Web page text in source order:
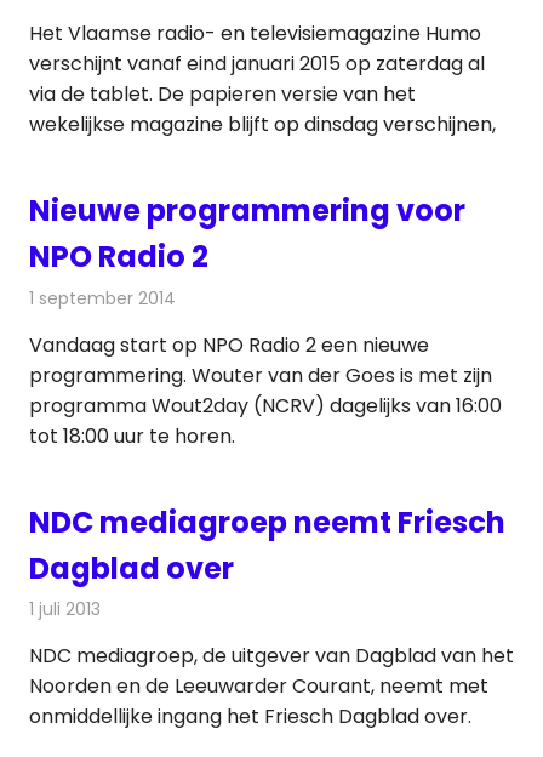
Het Vlaamse radio- en televisiemagazine Humo
verschijnt vanaf eind januari 2015 op zaterdag al
via de tablet. De papieren versie van het
wekelijkse magazine blijft op dinsdag verschijnen,
Nieuwe programmering voor
NPO Radio 2
1 september 2014
Vandaag start op NPO Radio 2 een nieuwe
programmering. Wouter van der Goes is met zijn
programma Wout2day (NCRV) dagelijks van 16:00
tot 18:00 uur te horen.
NDC mediagroep neemt Friesch
Dagblad over
1 juli 2013
NDC mediagroep, de uitgever van Dagblad van het
Noorden en de Leeuwarder Courant, neemt met
onmiddellijke ingang het Friesch Dagblad over.